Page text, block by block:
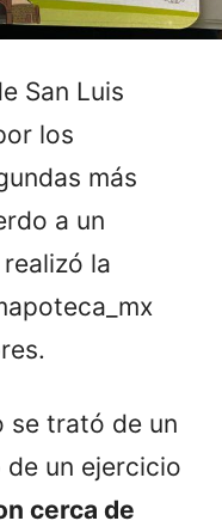
San Luis
los
más
a un
la
se trató de un
un ejercicio
cerca de